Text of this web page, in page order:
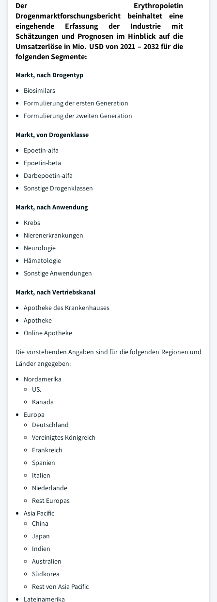
Der Erythropoietin
Drogenmarktforschungsbericht beinhaltet eine
eingehende Erfassung der Industrie mit
Schätzungen und Prognosen im Hinblick auf die
Umsatzerlöse in Mio. USD von 2021 – 2032 für die
folgenden Segmente:
Markt, nach Drogentyp
Biosimilars
Formulierung der ersten Generation
Formulierung der zweiten Generation
Markt, von Drogenklasse
Epoetin-alfa
Epoetin-beta
Darbepoetin-alfa
Sonstige Drogenklassen
Markt, nach Anwendung
Krebs
Nierenerkrankungen
Neurologie
Hämatologie
Sonstige Anwendungen
Markt, nach Vertriebskanal
Apotheke des Krankenhauses
Apotheke
Online Apotheke
Die vorstehenden Angaben sind für die folgenden Regionen und
Länder angegeben:
Nordamerika
US.
Kanada
Europa
Deutschland
Vereinigtes Königreich
Frankreich
Spanien
Italien
Niederlande
Rest Europas
Asia Pacific
China
Japan
Indien
Australien
Südkorea
Rest von Asia Pacific
Lateinamerika